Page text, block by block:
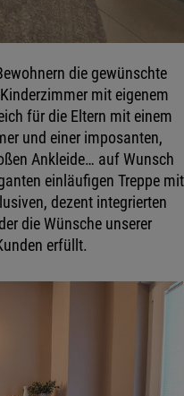
die gewünschte
mit eigenem
für die Eltern mit einem
und einer imposanten,
Ankleide… auf Wunsch
einläufigen Treppe mit
dezent integrierten
die Wünsche unserer
erfüllt.